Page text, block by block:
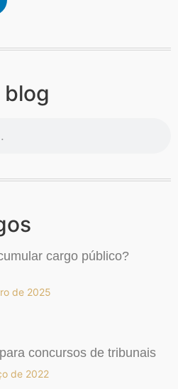
blog
cargo público?
de 2025
concursos de tribunais
de 2022